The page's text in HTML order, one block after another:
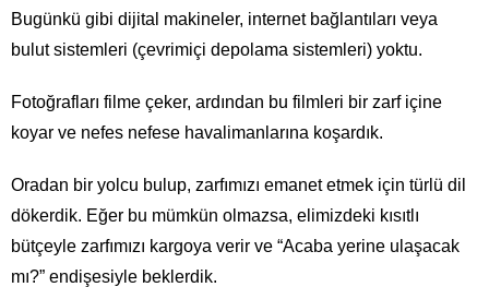
Bugünkü gibi dijital makineler, internet bağlantıları veya
bulut sistemleri (çevrimiçi depolama sistemleri) yoktu.
Fotoğrafları filme çeker, ardından bu filmleri bir zarf içine
koyar ve nefes nefese havalimanlarına koşardık.
Oradan bir yolcu bulup, zarfımızı emanet etmek için türlü dil
dökerdik. Eğer bu mümkün olmazsa, elimizdeki kısıtlı
bütçeyle zarfımızı kargoya verir ve “Acaba yerine ulaşacak
mı?” endişesiyle beklerdik.